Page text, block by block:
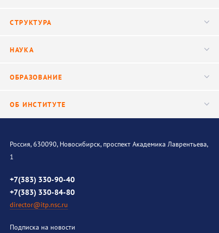
Видео
СТРУКТУРА
Научные подразделения
НАУКА
Исследования
ОБРАЗОВАНИЕ
ОБ ИНСТИТУТЕ
История института
Контакты
Противодействие коррупции
Россия, 630090, Новосибирск, проспект Академика Лаврентьева,
1
+7(383) 330-90-40
+7(383) 330-84-80
director@itp.nsc.ru
Подписка на новости